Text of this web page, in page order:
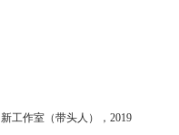
工作室（带头人），2019